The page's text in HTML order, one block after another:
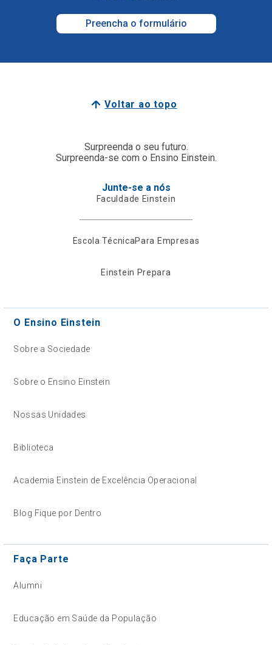
Preencha o formulário
Voltar ao topo
Surpreenda o seu futuro.
Surpreenda-se com o Ensino Einstein.
Junte-se a nós
Faculdade Einstein
Escola TécnicaPara Empresas
Einstein Prepara
O Ensino Einstein
Sobre a Sociedade
Sobre o Ensino Einstein
Nossas Unidades
Biblioteca
Academia Einstein de Excelência Operacional
Blog Fique por Dentro
Faça Parte
Alumni
Educação em Saúde da População